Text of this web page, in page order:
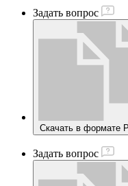
Задать вопрос
Скачать в формате
Задать вопрос